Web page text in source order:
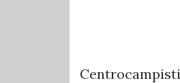
Centrocampisti